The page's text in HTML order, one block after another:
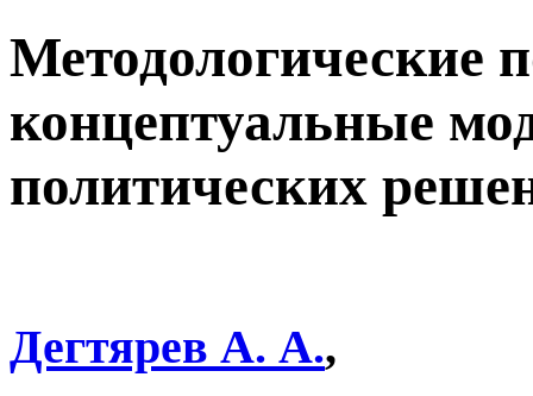
Методологические
концептуальные
политических
Дегтярев А. А.,